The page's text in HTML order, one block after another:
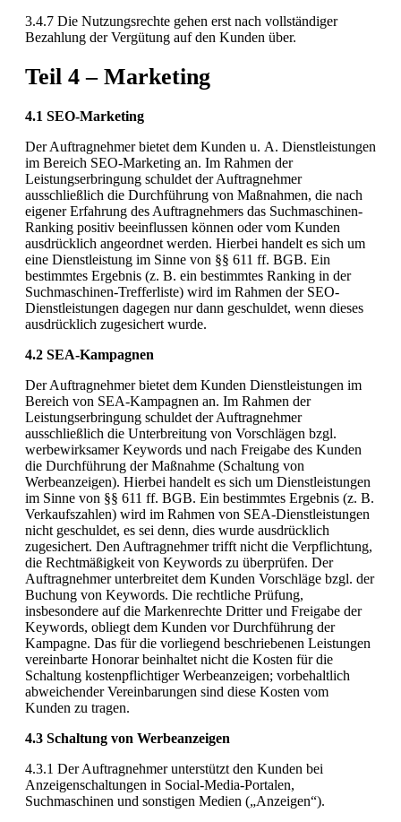
3.4.7 Die Nutzungsrechte gehen erst nach vollständiger
Bezahlung der Vergütung auf den Kunden über.
Teil 4 – Marketing
4.1 SEO-Marketing
Der Auftragnehmer bietet dem Kunden u. A. Dienstleistungen
im Bereich SEO-Marketing an. Im Rahmen der
Leistungserbringung schuldet der Auftragnehmer
ausschließlich die Durchführung von Maßnahmen, die nach
eigener Erfahrung des Auftragnehmers das Suchmaschinen-
Ranking positiv beeinflussen können oder vom Kunden
ausdrücklich angeordnet werden. Hierbei handelt es sich um
eine Dienstleistung im Sinne von §§ 611 ff. BGB. Ein
bestimmtes Ergebnis (z. B. ein bestimmtes Ranking in der
Suchmaschinen-Trefferliste) wird im Rahmen der SEO-
Dienstleistungen dagegen nur dann geschuldet, wenn dieses
ausdrücklich zugesichert wurde.
4.2 SEA-Kampagnen
Der Auftragnehmer bietet dem Kunden Dienstleistungen im
Bereich von SEA-Kampagnen an. Im Rahmen der
Leistungserbringung schuldet der Auftragnehmer
ausschließlich die Unterbreitung von Vorschlägen bzgl.
werbewirksamer Keywords und nach Freigabe des Kunden
die Durchführung der Maßnahme (Schaltung von
Werbeanzeigen). Hierbei handelt es sich um Dienstleistungen
im Sinne von §§ 611 ff. BGB. Ein bestimmtes Ergebnis (z. B.
Verkaufszahlen) wird im Rahmen von SEA-Dienstleistungen
nicht geschuldet, es sei denn, dies wurde ausdrücklich
zugesichert. Den Auftragnehmer trifft nicht die Verpflichtung,
die Rechtmäßigkeit von Keywords zu überprüfen. Der
Auftragnehmer unterbreitet dem Kunden Vorschläge bzgl. der
Buchung von Keywords. Die rechtliche Prüfung,
insbesondere auf die Markenrechte Dritter und Freigabe der
Keywords, obliegt dem Kunden vor Durchführung der
Kampagne. Das für die vorliegend beschriebenen Leistungen
vereinbarte Honorar beinhaltet nicht die Kosten für die
Schaltung kostenpflichtiger Werbeanzeigen; vorbehaltlich
abweichender Vereinbarungen sind diese Kosten vom
Kunden zu tragen.
4.3 Schaltung von Werbeanzeigen
4.3.1 Der Auftragnehmer unterstützt den Kunden bei
Anzeigenschaltungen in Social-Media-Portalen,
Suchmaschinen und sonstigen Medien („Anzeigen“).